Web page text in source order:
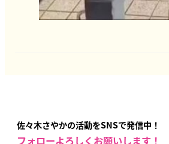
佐々木さやかの活動をSNSで発信中！
フォローよろしくお願いします！